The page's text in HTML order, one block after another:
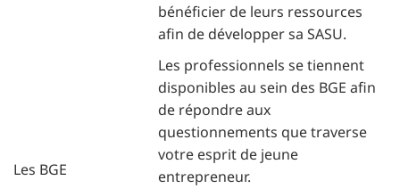
Les BGE
bénéficier de leurs ressources
afin de développer sa SASU.
Les professionnels se tiennent
disponibles au sein des BGE afin
de répondre aux
questionnements que traverse
votre esprit de jeune
entrepreneur.